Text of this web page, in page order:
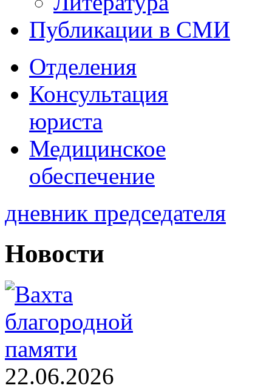
Публикации в СМИ
Отделения
Консультация
юриста
Медицинское
обеспечение
дневник председателя
Новости
22.06.2026